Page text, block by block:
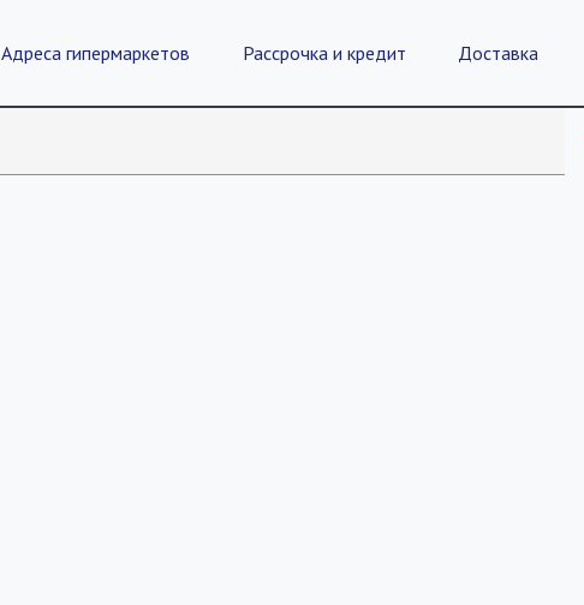
Адреса гипермаркетов Рассрочка и кредит Доставка